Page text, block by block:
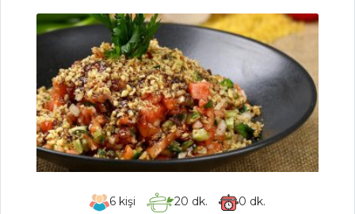
Tüm Tarifleri
MASTERCHEF
En pratik krem
karamel nasıl
yapılır?
ketçap nasıl
6 kişi 20 dk. 0 dk.